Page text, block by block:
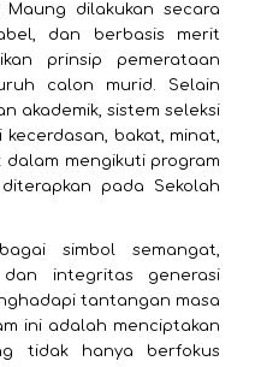
Maung dilakukan secara
dan berbasis merit
prinsip pemerataan
calon murid. Selain
akademik, sistem seleksi
bakat, minat,
mengikuti program
pada Sekolah
simbol semangat,
dan integritas generasi
tantangan masa
ini adalah menciptakan
tidak hanya berfokus